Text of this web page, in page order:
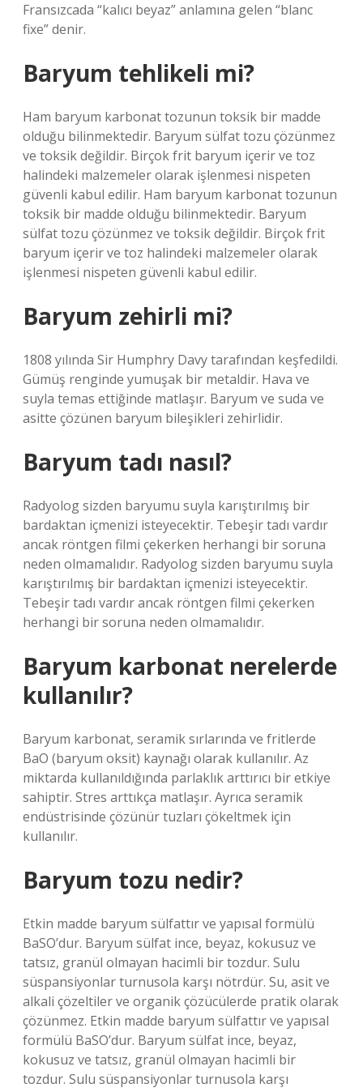
Fransızcada “kalıcı beyaz” anlamına gelen “blanc
fixe” denir.
Baryum tehlikeli mi?
Ham baryum karbonat tozunun toksik bir madde
olduğu bilinmektedir. Baryum sülfat tozu çözünmez
ve toksik değildir. Birçok frit baryum içerir ve toz
halindeki malzemeler olarak işlenmesi nispeten
güvenli kabul edilir. Ham baryum karbonat tozunun
toksik bir madde olduğu bilinmektedir. Baryum
sülfat tozu çözünmez ve toksik değildir. Birçok frit
baryum içerir ve toz halindeki malzemeler olarak
işlenmesi nispeten güvenli kabul edilir.
Baryum zehirli mi?
1808 yılında Sir Humphry Davy tarafından keşfedildi.
Gümüş renginde yumuşak bir metaldir. Hava ve
suyla temas ettiğinde matlaşır. Baryum ve suda ve
asitte çözünen baryum bileşikleri zehirlidir.
Baryum tadı nasıl?
Radyolog sizden baryumu suyla karıştırılmış bir
bardaktan içmenizi isteyecektir. Tebeşir tadı vardır
ancak röntgen filmi çekerken herhangi bir soruna
neden olmamalıdır. Radyolog sizden baryumu suyla
karıştırılmış bir bardaktan içmenizi isteyecektir.
Tebeşir tadı vardır ancak röntgen filmi çekerken
herhangi bir soruna neden olmamalıdır.
Baryum karbonat nerelerde
kullanılır?
Baryum karbonat, seramik sırlarında ve fritlerde
BaO (baryum oksit) kaynağı olarak kullanılır. Az
miktarda kullanıldığında parlaklık arttırıcı bir etkiye
sahiptir. Stres arttıkça matlaşır. Ayrıca seramik
endüstrisinde çözünür tuzları çökeltmek için
kullanılır.
Baryum tozu nedir?
Etkin madde baryum sülfattır ve yapısal formülü
BaSO’dur. Baryum sülfat ince, beyaz, kokusuz ve
tatsız, granül olmayan hacimli bir tozdur. Sulu
süspansiyonlar turnusola karşı nötrdür. Su, asit ve
alkali çözeltiler ve organik çözücülerde pratik olarak
çözünmez. Etkin madde baryum sülfattır ve yapısal
formülü BaSO’dur. Baryum sülfat ince, beyaz,
kokusuz ve tatsız, granül olmayan hacimli bir
tozdur. Sulu süspansiyonlar turnusola karşı